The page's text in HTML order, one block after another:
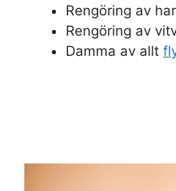
Rengöring av
Rengöring av
Damma av allt